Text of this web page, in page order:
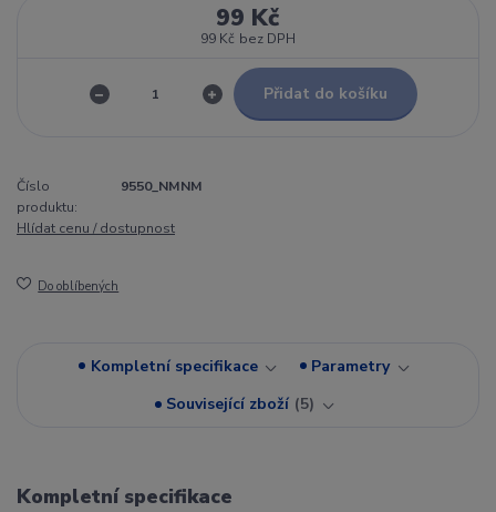
99 Kč
99 Kč bez DPH
Přidat do košíku
Číslo
produktu:
9550_NMNM
Hlídat cenu / dostupnost
Do oblíbených
Kompletní specifikace
Parametry
Související zboží 5
Kompletní specifikace